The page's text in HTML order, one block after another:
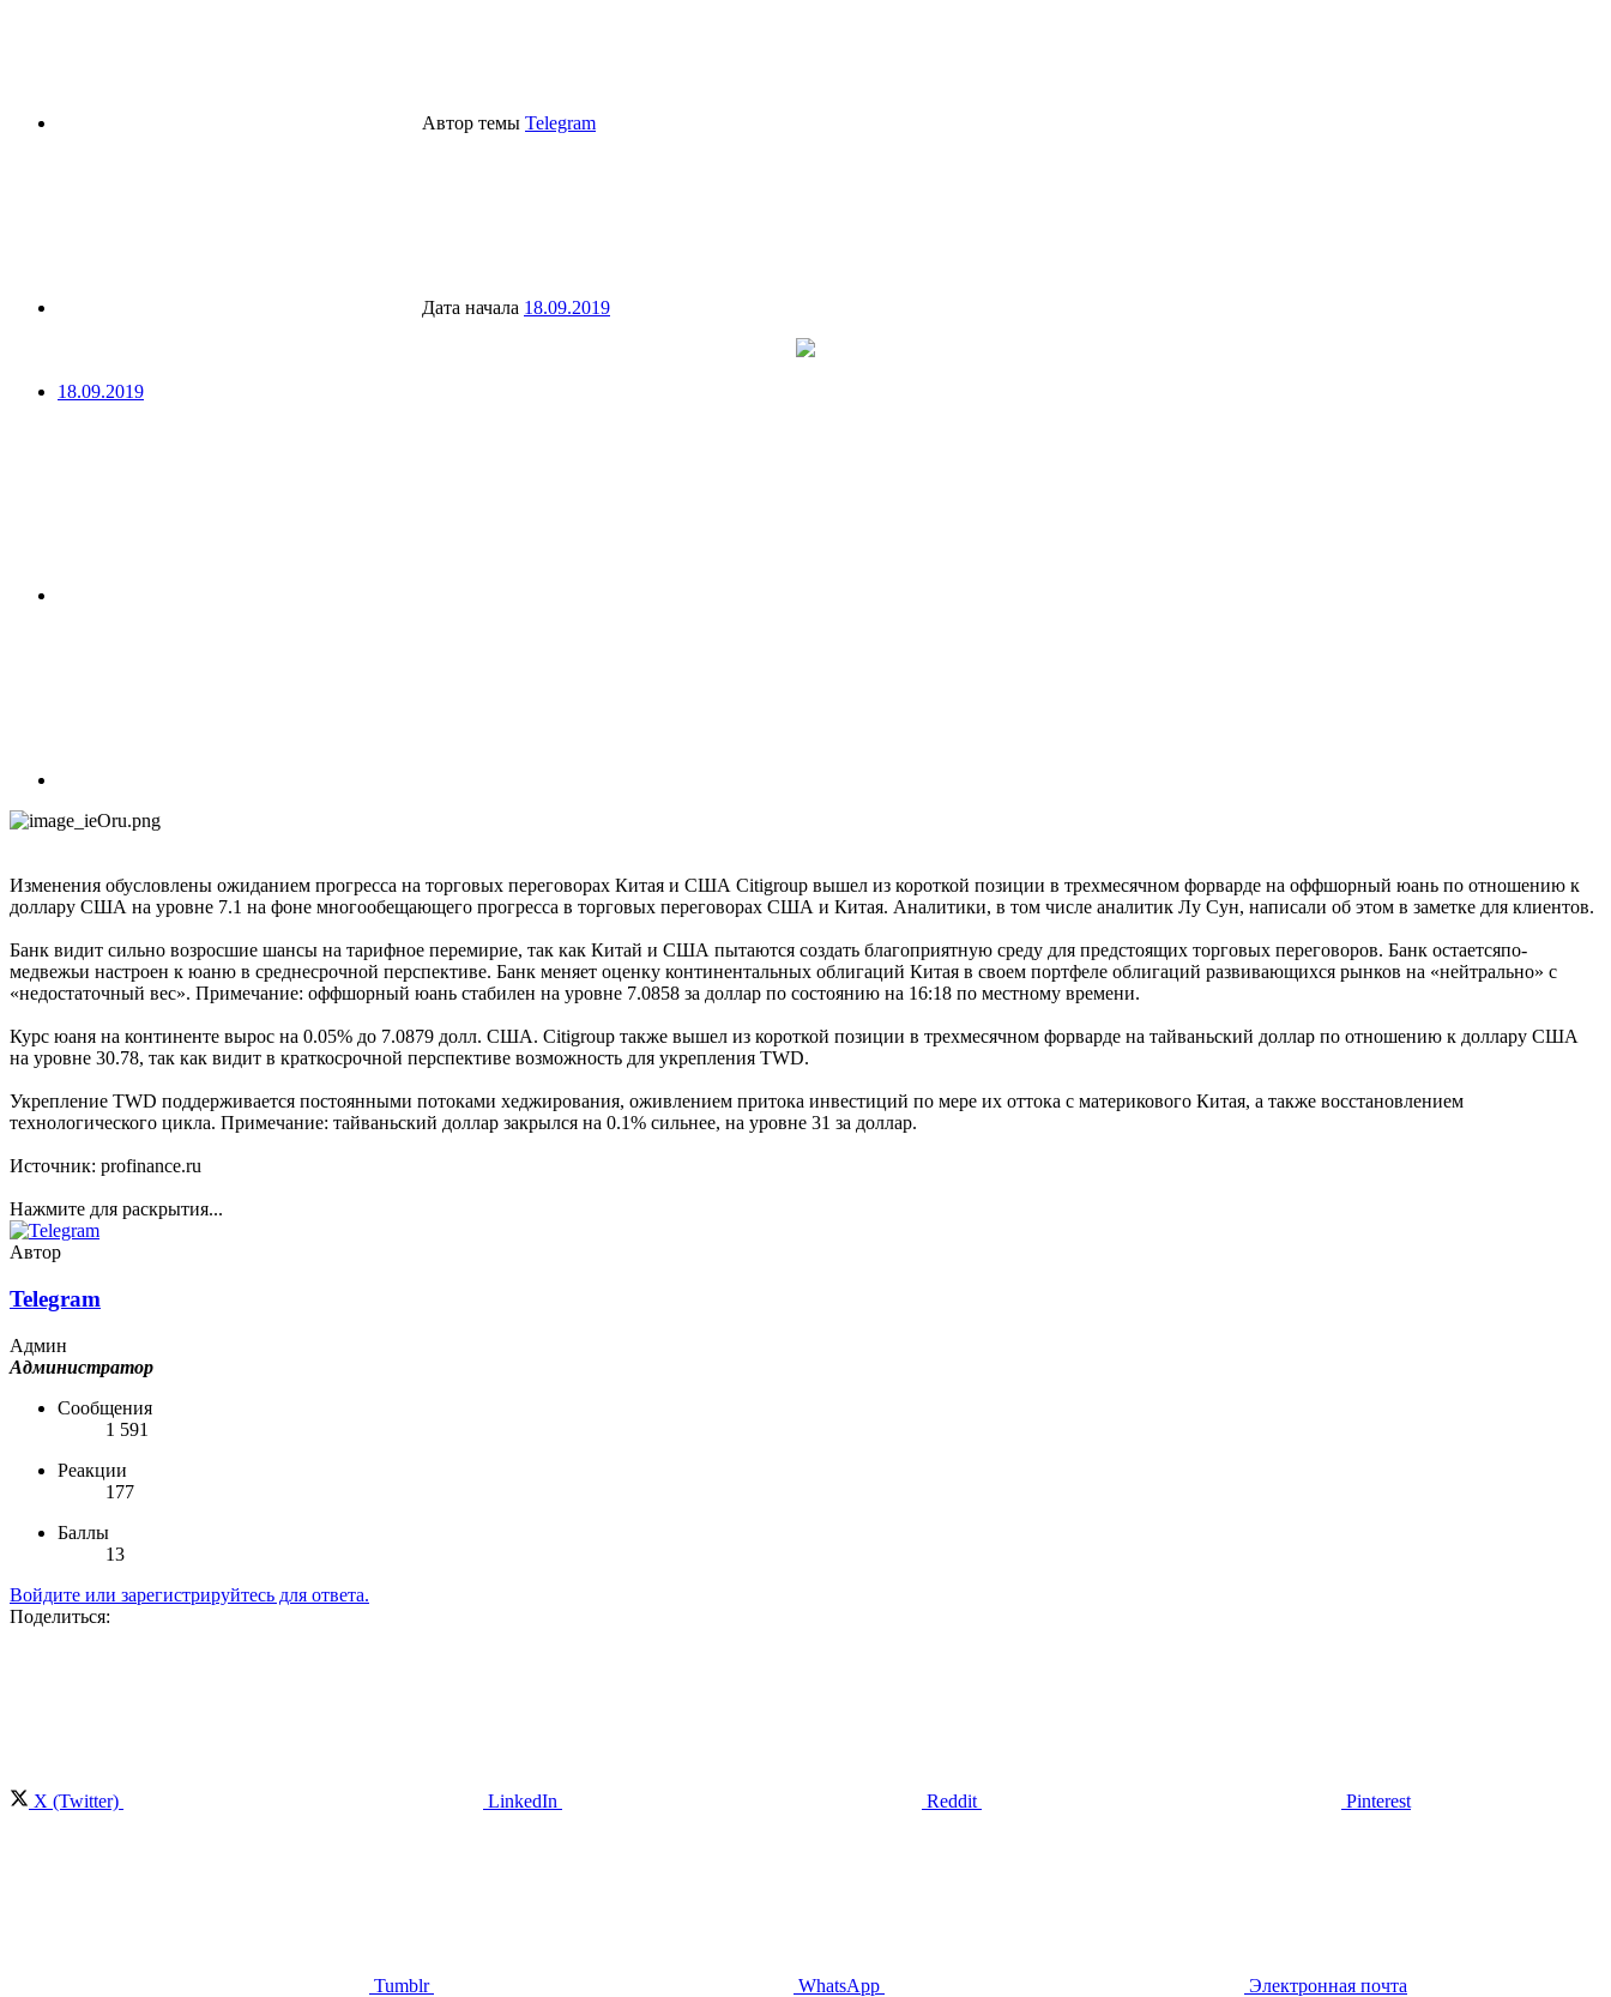
Автор темы Telegram
Дата начала 18.09.2019
18.09.2019
Изменения обусловлены ожиданием прогресса на торговых переговорах Китая и США Citigroup вышел из короткой позиции в трехмесячном форварде на оффшорный юань по отношению к
доллару США на уровне 7.1 на фоне многообещающего прогресса в торговых переговорах США и Китая. Аналитики, в том числе аналитик Лу Сун, написали об этом в заметке для клиентов.
Банк видит сильно возросшие шансы на тарифное перемирие, так как Китай и США пытаются создать благоприятную среду для предстоящих торговых переговоров. Банк остаетсяпо-
медвежьи настроен к юаню в среднесрочной перспективе. Банк меняет оценку континентальных облигаций Китая в своем портфеле облигаций развивающихся рынков на «нейтрально» с
«недостаточный вес». Примечание: оффшорный юань стабилен на уровне 7.0858 за доллар по состоянию на 16:18 по местному времени.
Курс юаня на континенте вырос на 0.05% до 7.0879 долл. США. Citigroup также вышел из короткой позиции в трехмесячном форварде на тайваньский доллар по отношению к доллару США
на уровне 30.78, так как видит в краткосрочной перспективе возможность для укрепления TWD.
Укрепление TWD поддерживается постоянными потоками хеджирования, оживлением притока инвестиций по мере их оттока с материкового Китая, а также восстановлением
технологического цикла. Примечание: тайваньский доллар закрылся на 0.1% сильнее, на уровне 31 за доллар.
Источник: profinance.ru
Нажмите для раскрытия...
Автор
Telegram
Админ
Администратор
Сообщения
1 591
Реакции
177
Баллы
13
Войдите или зарегистрируйтесь для ответа.
Поделиться:
X (Twitter) LinkedIn Reddit Pinterest
Tumblr WhatsApp Электронная почта